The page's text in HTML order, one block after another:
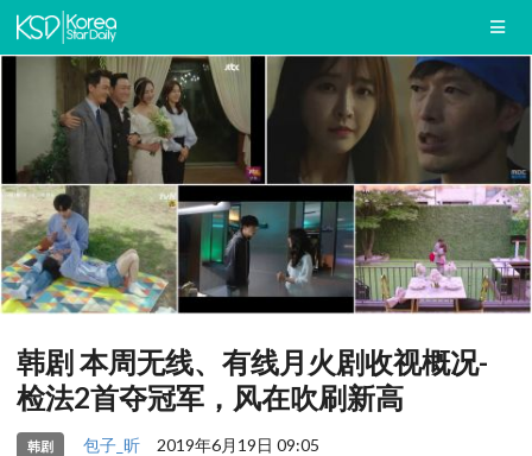
韩剧 本周无线、有线月火剧收视概况-
检法2首夺冠军，风在吹刷新高
韩剧 包子_昕 2019年6月19日 09:05